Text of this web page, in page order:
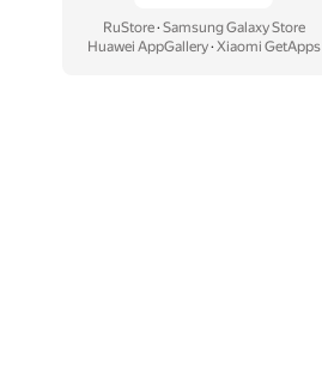
RuStore· Samsung Galaxy Store
Huawei AppGallery· Xiaomi GetApps